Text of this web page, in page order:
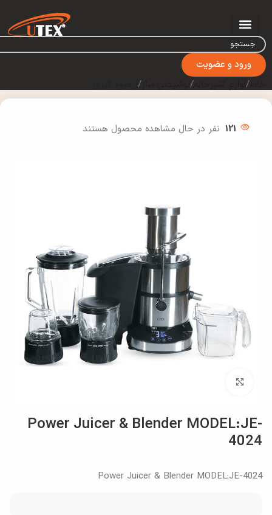
ورود و عضویت
121 نفر در حال مشاهده محصول هستند
Power Juicer & Blender MODEL:JE-
4024
Power Juicer & Blender MODEL:JE-4024